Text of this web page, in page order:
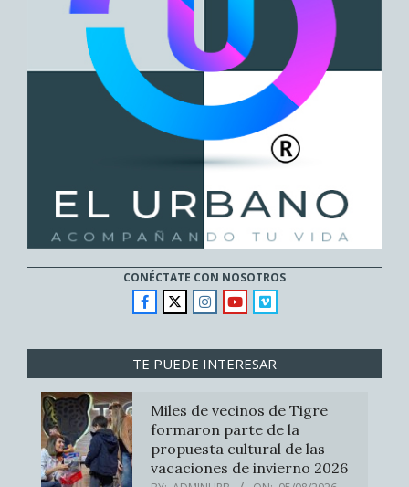
CONÉCTATE CON NOSOTROS
TE PUEDE INTERESAR
Miles de vecinos de Tigre
formaron parte de la
propuesta cultural de las
vacaciones de invierno 2026